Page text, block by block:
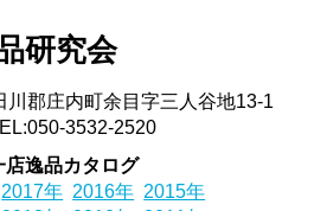
研究会
川郡庄内町余目字三人谷地13-1
050-3532-2520
店逸品カタログ
2017年 2016年 2015年